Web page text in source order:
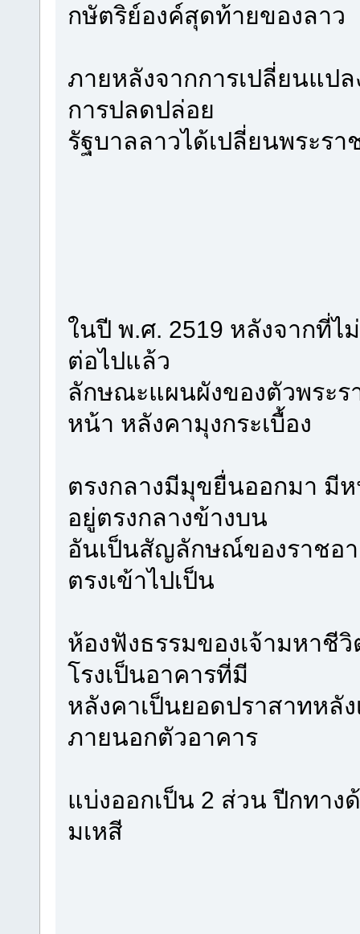
กษัตริย์องค์สุดท้ายของลาว
ภายหลังจากการเปลี่ยนแป
การปลดปล่อย
รัฐบาลลาวได้เปลี่ยนพระร
ในปี พ.ศ. 2519 หลังจากที่
ต่อไปแล้ว
ลักษณะแผนผังของตัวพระร
หน้า หลังคามุงกระเบื้อง
ตรงกลางมีมุขยื่นออกมา มี
อยู่ตรงกลางข้างบน
อันเป็นสัญลักษณ์ของราชอ
ตรงเข้าไปเป็น
ห้องฟังธรรมของเจ้ามหาชีวิ
โรงเป็นอาคารที่มี
หลังคาเป็นยอดปราสาทหลั
ภายนอกตัวอาคาร
แบ่งออกเป็น 2 ส่วน ปีกทา
มเหสี